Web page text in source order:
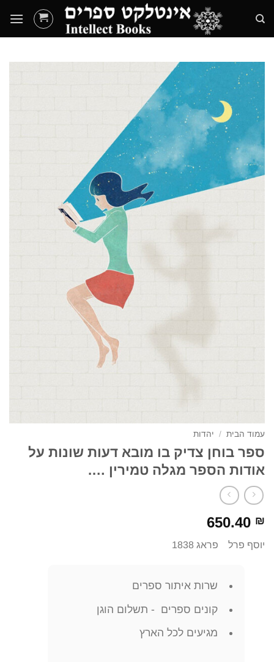
content
עמוד הבית / יהדות
ספר בוחן צדיק בו מובא דעות שונות על
אודות הספר מגלה טמירין ….
650.40 ₪
יוסף פרל פראג 1838
שרות איתור ספרים
קונים ספרים - תשלום הוגן
מגיעים לכל הארץ